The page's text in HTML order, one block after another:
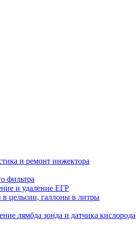
и ремонт инжектора
фильтра
и удаление ЕГР
цельсии, галлоны в литры
лямбда зонда и датчика кислорода